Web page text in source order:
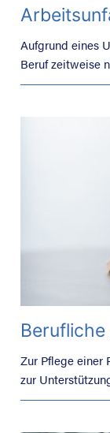
Aufgrund eines
Beruf zeitweise
ein
Zur Pflege einer
zur